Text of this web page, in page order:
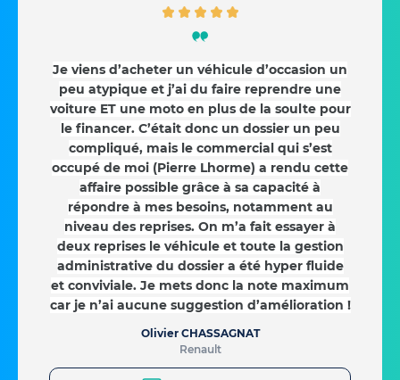
Je viens d’acheter un véhicule d’occasion un
peu atypique et j’ai du faire reprendre une
voiture ET une moto en plus de la soulte pour
le financer. C’était donc un dossier un peu
compliqué, mais le commercial qui s’est
occupé de moi (Pierre Lhorme) a rendu cette
affaire possible grâce à sa capacité à
répondre à mes besoins, notamment au
niveau des reprises. On m’a fait essayer à
deux reprises le véhicule et toute la gestion
administrative du dossier a été hyper fluide
et conviviale. Je mets donc la note maximum
car je n’ai aucune suggestion d’amélioration !
Olivier CHASSAGNAT
Renault